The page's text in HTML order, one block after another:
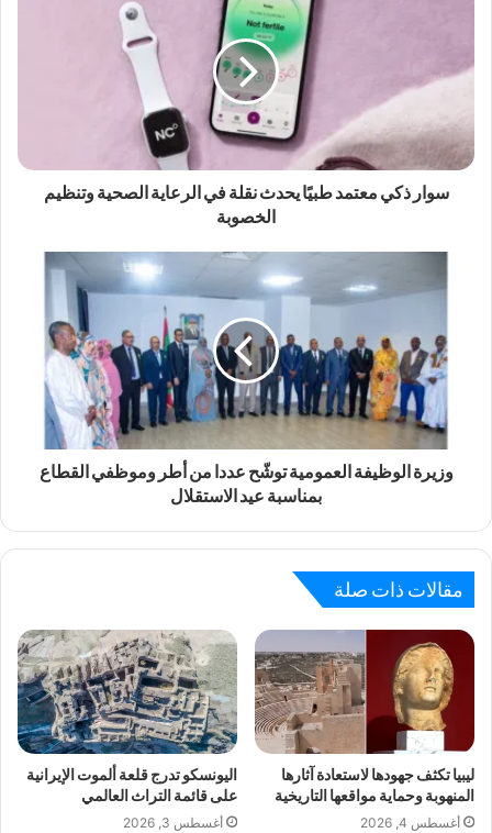
سوار ذكي معتمد طبيًا يحدث نقلة في الرعاية الصحية وتنظيم
الخصوبة
وزيرة الوظيفة العمومية توشّح عددا من أطر وموظفي القطاع
بمناسبة عيد الاستقلال
مقالات ذات صلة
ليبيا تكثف جهودها لاستعادة آثارها
المنهوبة وحماية مواقعها التاريخية
أغسطس 4, 2026
اليونسكو تدرج قلعة ألموت الإيرانية
على قائمة التراث العالمي
أغسطس 3, 2026